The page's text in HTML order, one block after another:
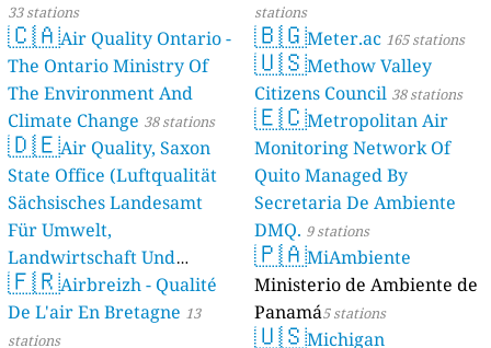
33 stations
🇨🇦Air Quality Ontario -
The Ontario Ministry Of
The Environment And
Climate Change 38 stations
🇩🇪Air Quality, Saxon
State Office (Luftqualität
Sächsisches Landesamt
Für Umwelt,
Landwirtschaft Und
Geologie) 50 stations
🇫🇷Airbreizh - Qualité
De L'air En Bretagne 13
stations
stations
🇧🇬Meter.ac 165 stations
🇺🇸Methow Valley
Citizens Council 38 stations
🇪🇨Metropolitan Air
Monitoring Network Of
Quito Managed By
Secretaria De Ambiente
DMQ. 9 stations
🇵🇦MiAmbiente
Ministerio de Ambiente de
Panamá5 stations
🇺🇸Michigan